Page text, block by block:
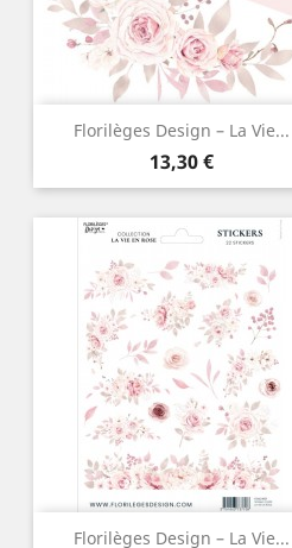
Florilèges Design – La Vie...
Prix
13,30 €
Florilèges Design – La Vie...